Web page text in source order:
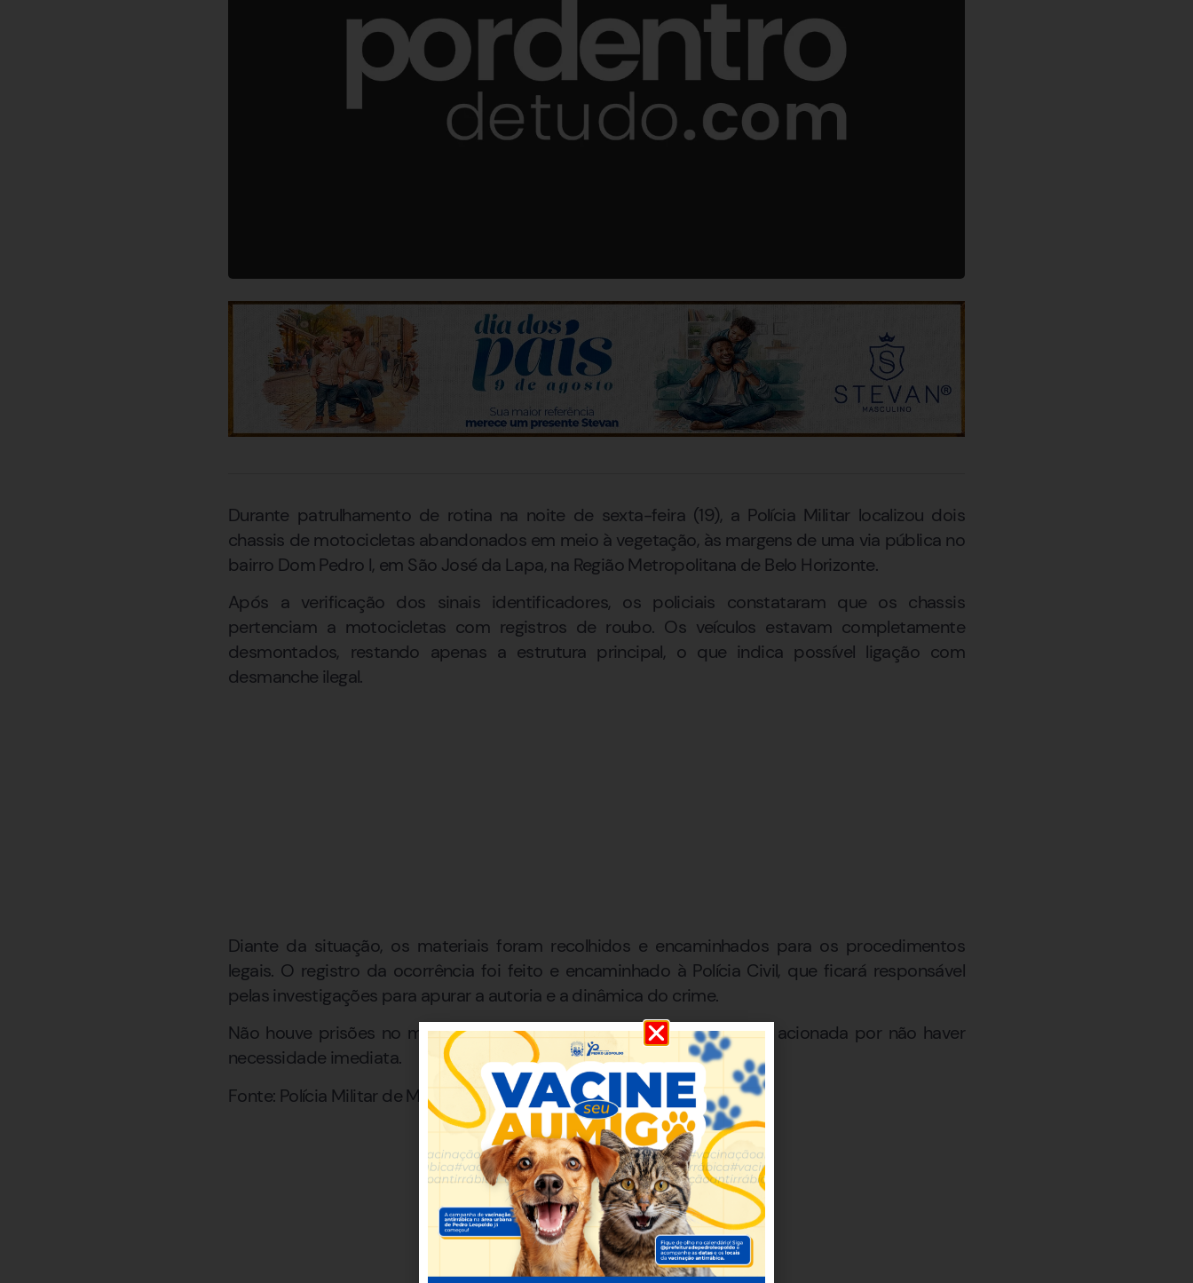
Durante patrulhamento de rotina na noite de sexta-feira (19), a Polícia Militar localizou dois
chassis de motocicletas abandonados em meio à vegetação, às margens de uma via pública no
bairro Dom Pedro I, em São José da Lapa, na Região Metropolitana de Belo Horizonte.
Após a verificação dos sinais identificadores, os policiais constataram que os chassis
pertenciam a motocicletas com registros de roubo. Os veículos estavam completamente
desmontados, restando apenas a estrutura principal, o que indica possível ligação com
desmanche ilegal.
Diante da situação, os materiais foram recolhidos e encaminhados para os procedimentos
legais. O registro da ocorrência foi feito e encaminhado à Polícia Civil, que ficará responsável
pelas investigações para apurar a autoria e a dinâmica do crime.
Não houve prisões no momento da ação, e a perícia técnica não foi acionada por não haver
necessidade imediata.
Fonte: Polícia Militar de Minas Gerais